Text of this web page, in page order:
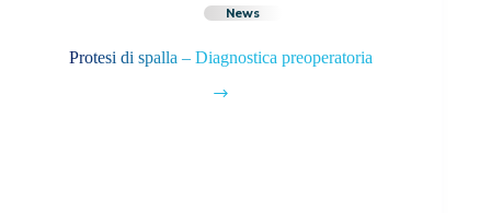
News
Protesi di spalla – Diagnostica preoperatoria